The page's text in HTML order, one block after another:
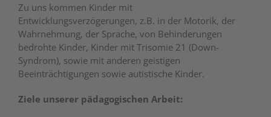
Zu uns kommen Kinder mit
Entwicklungsverzögerungen, z.B. in der Motorik, der
Wahrnehmung, der Sprache, von Behinderungen
bedrohte Kinder, Kinder mit Trisomie 21 (Down-
Syndrom), sowie mit anderen geistigen
Beeinträchtigungen sowie autistische Kinder.
Ziele unserer pädagogischen Arbeit: